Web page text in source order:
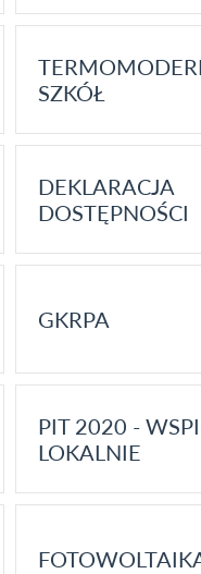
SZKÓŁ
DEKLARACJA
DOSTĘPNOŚCI
GKRPA
PIT 2020 -
LOKALNIE